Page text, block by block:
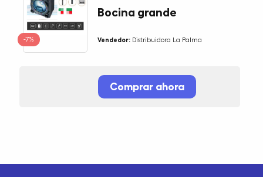
-7%
Bocina grande
Vendedor: Distribuidora La Palma
Comprar ahora